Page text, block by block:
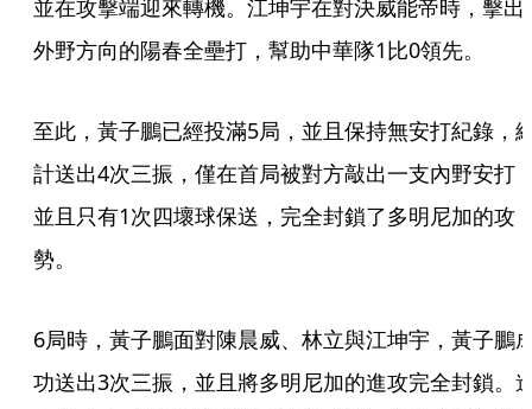
並在攻擊端迎來轉機。江坤宇在對決威能帝時，擊出
外野方向的陽春全壘打，幫助中華隊1比0領先。
至此，黃子鵬已經投滿5局，並且保持無安打紀錄，
計送出4次三振，僅在首局被對方敲出一支內野安打
並且只有1次四壞球保送，完全封鎖了多明尼加的攻
勢。
6局時，黃子鵬面對陳晨威、林立與江坤宇，黃子鵬
功送出3次三振，並且將多明尼加的進攻完全封鎖。